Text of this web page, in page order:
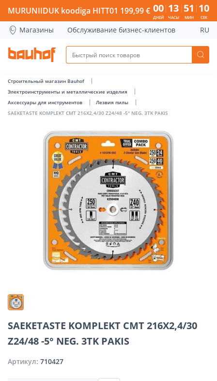
SAEKETASTE KOMPLEKT CMT 216X2,4/30 Z24/48 -5° NEG.
MURUNIIDUK koodiga HITT01 199,99 € 00
ДНЕЙ
13
ЧАСЫ
51
МИН
09
СЕК
Магазины Обслуживание бизнес-клиентов RU
Строительный магазин Bauhof
Электроинструменты и металлические изделия
Аксессуары для инструментов
Лезвия пилы
SAEKETASTE KOMPLEKT CMT 216X2,4/30 Z24/48 -5° NEG. 3TK PAKIS
SAEKETASTE KOMPLEKT CMT 216X2,4/30
Z24/48 -5° NEG. 3TK PAKIS
Артикул: 710427